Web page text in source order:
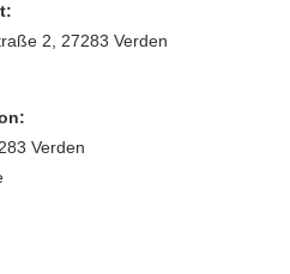
2, 27283 Verden
Verden